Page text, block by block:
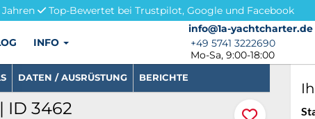
Top-Bewertet bei Trustpilot, Google und Facebook
info@1a-yachtcharter.de
info@1a-yachtcharter.de
+49 5741 3222690
+49 5741 3222690
Mo-Sa, 9:00-18:00
INFO
DATEN / AUSRÜSTUNG BERICHTE
ID 3462